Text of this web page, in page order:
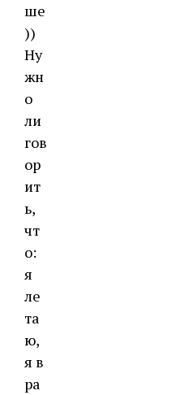
ше
))
Ну
жн
о
ли
гов
ор
ит
ь,
чт
о:
я
ле
та
ю,
я в
ра